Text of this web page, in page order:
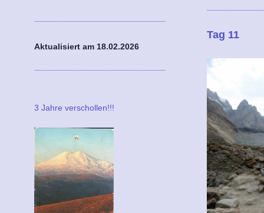
Tag 11
Aktualisiert am 18.02.2026
3 Jahre verschollen!!!